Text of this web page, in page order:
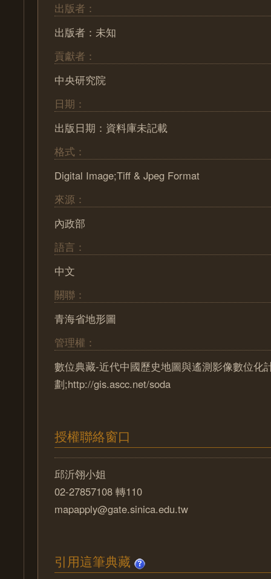
出版者：
出版者：未知
貢獻者：
中央研究院
日期：
出版日期：資料庫未記載
格式：
Digital Image;Tiff & Jpeg Format
來源：
內政部
語言：
中文
關聯：
青海省地形圖
管理權：
數位典藏-近代中國歷史地圖與遙測影像數位化
劃;http://gis.ascc.net/soda
授權聯絡窗口
邱沂翎小姐
02-27857108 轉110
mapapply@gate.sinica.edu.tw
引用這筆典藏